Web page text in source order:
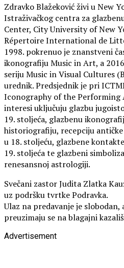
Zdravko Blažeković živi u New
Istraživačkog centra za
Center, City University of New
Répertoire International de
1998. pokrenuo je znanstveni
ikonografiju Music in Art, a
seriju Music in Visual Cultures
urednik. Predsjednik je pri
Iconography of the Performing
interesi uključuju glazbu
19. stoljeća, glazbenu
historiografiju, recepciju
u 18. stoljeću, glazbene
19. stoljeća te glazbeni
renesansnoj astrologiji.
Svečani zastor Judita Zlatka
uz podršku tvrtke Podravka.
Ulaz na predavanje je
preuzimaju se na blagajni
Advertisement